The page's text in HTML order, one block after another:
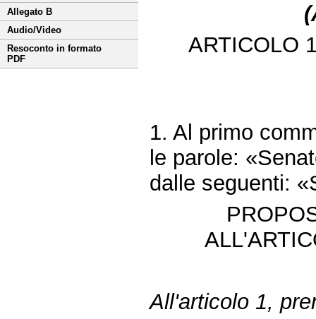
Allegato B
Audio/Video
Resoconto in formato
PDF
ARTICOLO
1. Al primo
le parole:
dalle seguenti:
All'articolo 1,